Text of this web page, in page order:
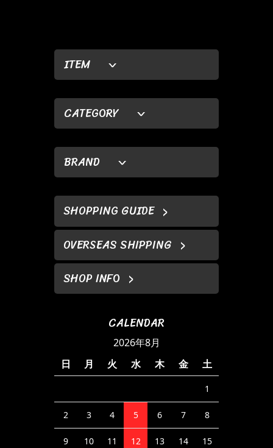
ITEM
CATEGORY
BRAND
SHOPPING GUIDE
OVERSEAS SHIPPING
SHOP INFO
CALENDAR
2026年8月
日
月 火 水 木 金 土
1
2 3 4 5 6 7 8
9 10 11 12 13 14 15